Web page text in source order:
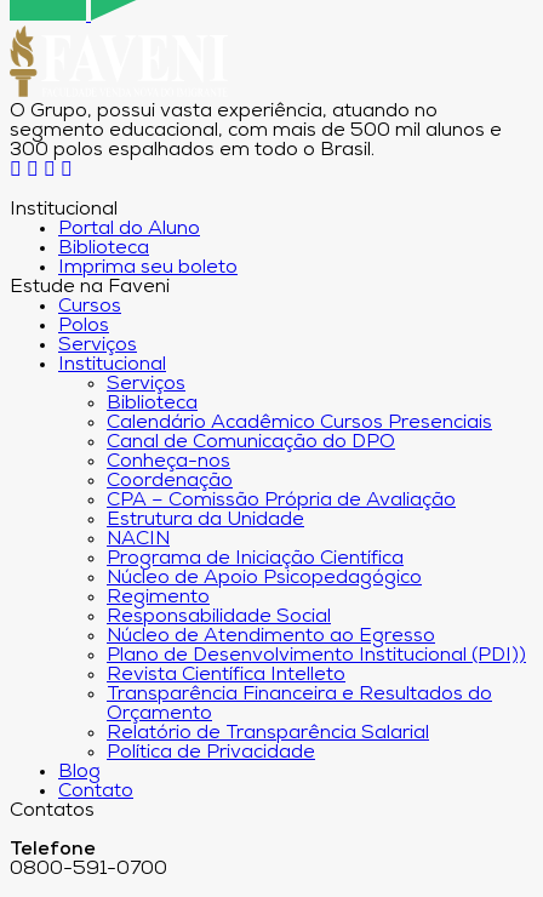
O Grupo, possui vasta experiência, atuando no
segmento educacional, com mais de 500 mil alunos e
300 polos espalhados em todo o Brasil.
Institucional
Portal do Aluno
Biblioteca
Imprima seu boleto
Estude na Faveni
Cursos
Polos
Serviços
Institucional
Serviços
Biblioteca
Calendário Acadêmico Cursos Presenciais
Canal de Comunicação do DPO
Conheça-nos
Coordenação
CPA – Comissão Própria de Avaliação
Estrutura da Unidade
NACIN
Programa de Iniciação Científica
Núcleo de Apoio Psicopedagógico
Regimento
Responsabilidade Social
Núcleo de Atendimento ao Egresso
Plano de Desenvolvimento Institucional (PDI))
Revista Científica Intelleto
Transparência Financeira e Resultados do
Orçamento
Relatório de Transparência Salarial
Política de Privacidade
Blog
Contato
Contatos
Telefone
0800-591-0700